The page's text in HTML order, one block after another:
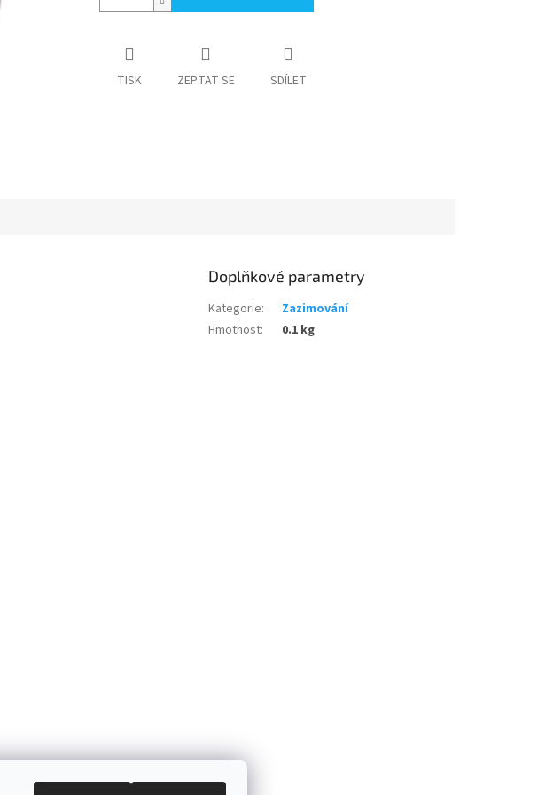
TISK ZEPTAT SE SDÍLET
Doplňkové parametry
Kategorie:
Zazimování
Hmotnost: 0.1 kg